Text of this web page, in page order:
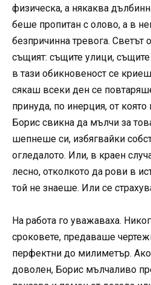
физическа, а някаква
беше пропитан с олово, а в
безпричинна тревога. Светът
същият: същите улици,
в тази обикновеност се
сякаш всеки ден се
принуда, по инерция, от
Борис свикна да мълчи за
шепнеше си, избягвайки
огледалото. Или, в краен
лесно, отколкото да рови в
той не знаеше. Или се
На работа го уважаваха.
сроковете, предаваше
перфектни до милиметър.
доволен, Борис мълчаливо